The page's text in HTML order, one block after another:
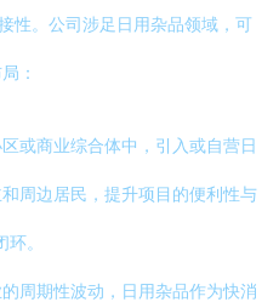
性。公司涉足日用杂品领域，可
：
或商业综合体中，引入或自营日
周边居民，提升项目的便利性与
。
的周期性波动，日用杂品作为快消